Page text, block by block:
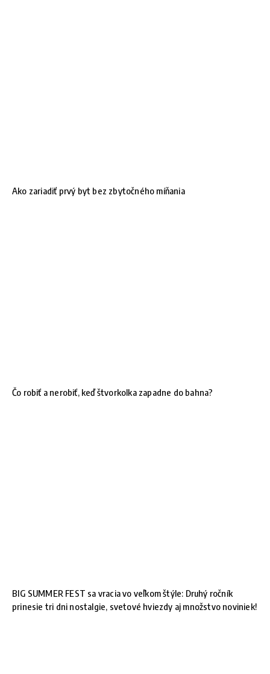
Ako zariadiť prvý byt bez zbytočného míňania
Čo robiť a nerobiť, keď štvorkolka zapadne do bahna?
BIG SUMMER FEST sa vracia vo veľkom štýle: Druhý ročník
prinesie tri dni nostalgie, svetové hviezdy aj množstvo noviniek!